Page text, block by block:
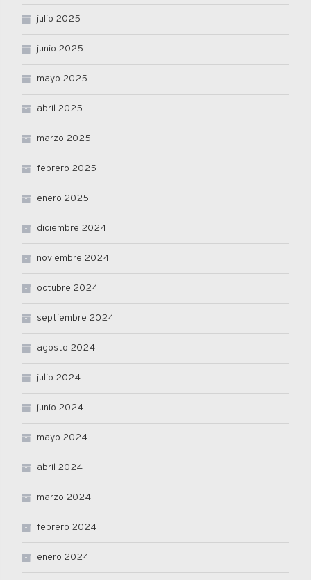
julio 2025
junio 2025
mayo 2025
abril 2025
marzo 2025
febrero 2025
enero 2025
diciembre 2024
noviembre 2024
octubre 2024
septiembre 2024
agosto 2024
julio 2024
junio 2024
mayo 2024
abril 2024
marzo 2024
febrero 2024
enero 2024